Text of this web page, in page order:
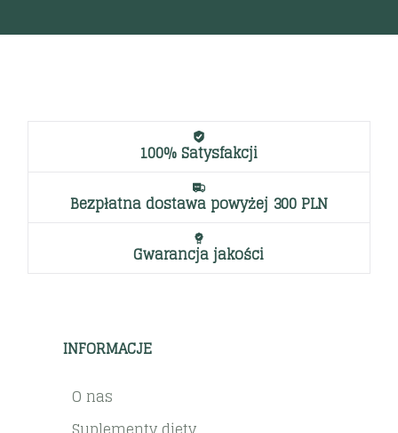
100% Satysfakcji
Bezpłatna dostawa powyżej 300 PLN
Gwarancja jakości
INFORMACJE
O nas